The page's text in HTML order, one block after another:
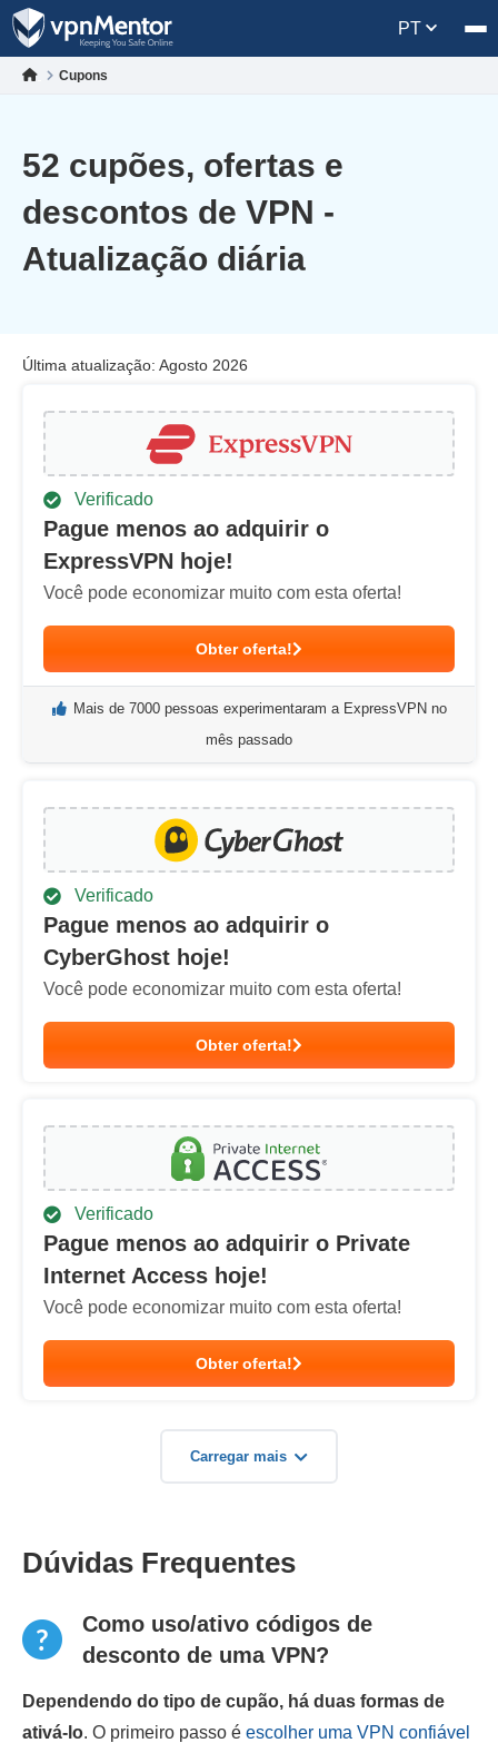
PT
Cupons
52 cupões, ofertas e
descontos de VPN -
Atualização diária
Última atualização: Agosto 2026
Verificado
Pague menos ao adquirir o
ExpressVPN hoje!
Você pode economizar muito com esta oferta!
Obter oferta!
Mais de 7000 pessoas experimentaram a ExpressVPN no
mês passado
Verificado
Pague menos ao adquirir o
CyberGhost hoje!
Você pode economizar muito com esta oferta!
Obter oferta!
Verificado
Pague menos ao adquirir o Private
Internet Access hoje!
Você pode economizar muito com esta oferta!
Obter oferta!
Carregar mais
Dúvidas Frequentes
Como uso/ativo códigos de
desconto de uma VPN?
Dependendo do tipo de cupão, há duas formas de
ativá-lo. O primeiro passo é escolher uma VPN confiável